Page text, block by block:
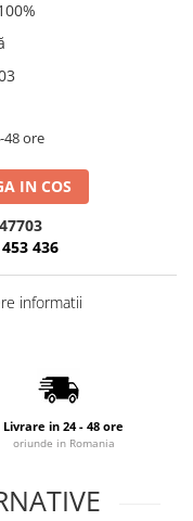
48 ore
IN COS
436
informatii
Livrare in 24 - 48 ore
oriunde in Romania